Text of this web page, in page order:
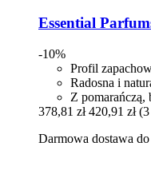
Essential
-10%
Profil
Radosna i
Z pomarańczą,
378,81 zł 420,91 zł
Darmowa dostawa